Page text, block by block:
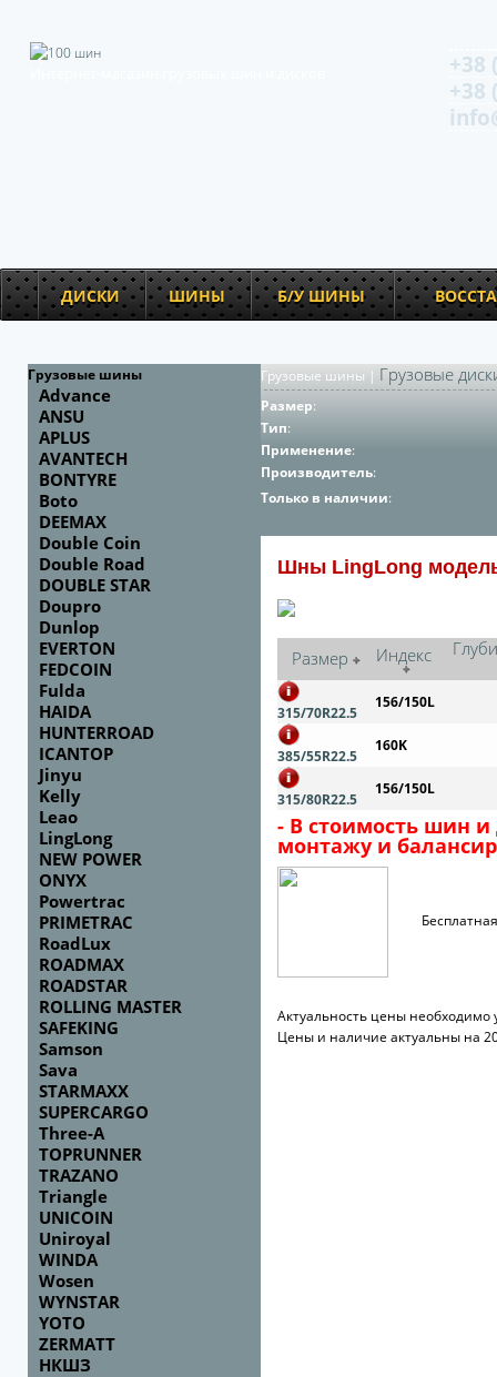
+38
+38
ДИСКИ ШИНЫ Б/У ШИНЫ
Грузовые шины
Advance
ANSU
APLUS
AVANTECH
BONTYRE
Boto
DEEMAX
Double Coin
Double Road
DOUBLE STAR
Doupro
Dunlop
EVERTON
FEDCOIN
Fulda
HAIDA
HUNTERROAD
ICANTOP
Jinyu
Kelly
Leao
LingLong
NEW POWER
ONYX
Powertrac
PRIMETRAC
RoadLux
ROADMAX
ROADSTAR
ROLLING MASTER
SAFEKING
Samson
Sava
STARMAXX
SUPERCARGO
Three-A
TOPRUNNER
TRAZANO
Triangle
UNICOIN
Uniroyal
WINDA
Wosen
WYNSTAR
YOTO
ZERMATT
НКШЗ
Грузовые шины | Грузовые
Размер:
Тип:
Применение:
Производитель:
Только в наличии:
Шны LingLong
Размер Индекс
315/70R22.5
156/150L
385/55R22.5
160K
315/80R22.5
156/150L
- В стоимость шин и
монтажу и
Бесплатная
Актуальность цены необходимо
Цены и наличие актуальны на